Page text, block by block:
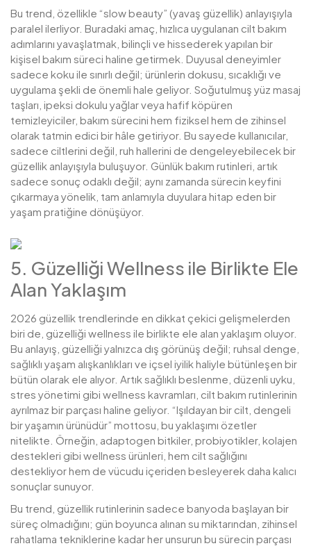
Bu trend, özellikle “slow beauty” (yavaş güzellik) anlayışıyla
paralel ilerliyor. Buradaki amaç, hızlıca uygulanan cilt bakım
adımlarını yavaşlatmak, bilinçli ve hissederek yapılan bir
kişisel bakım süreci haline getirmek. Duyusal deneyimler
sadece koku ile sınırlı değil; ürünlerin dokusu, sıcaklığı ve
uygulama şekli de önemli hale geliyor. Soğutulmuş yüz masaj
taşları, ipeksi dokulu yağlar veya hafif köpüren
temizleyiciler, bakım sürecini hem fiziksel hem de zihinsel
olarak tatmin edici bir hâle getiriyor. Bu sayede kullanıcılar,
sadece ciltlerini değil, ruh hallerini de dengeleyebilecek bir
güzellik anlayışıyla buluşuyor. Günlük bakım rutinleri, artık
sadece sonuç odaklı değil; aynı zamanda sürecin keyfini
çıkarmaya yönelik, tam anlamıyla duyulara hitap eden bir
yaşam pratiğine dönüşüyor.
5. Güzelliği Wellness ile Birlikte Ele
Alan Yaklaşım
2026 güzellik trendlerinde en dikkat çekici gelişmelerden
biri de, güzelliği wellness ile birlikte ele alan yaklaşım oluyor.
Bu anlayış, güzelliği yalnızca dış görünüş değil; ruhsal denge,
sağlıklı yaşam alışkanlıkları ve içsel iyilik haliyle bütünleşen bir
bütün olarak ele alıyor. Artık sağlıklı beslenme, düzenli uyku,
stres yönetimi gibi wellness kavramları, cilt bakım rutinlerinin
ayrılmaz bir parçası haline geliyor. “Işıldayan bir cilt, dengeli
bir yaşamın ürünüdür” mottosu, bu yaklaşımı özetler
nitelikte. Örneğin, adaptogen bitkiler, probiyotikler, kolajen
destekleri gibi wellness ürünleri, hem cilt sağlığını
destekliyor hem de vücudu içeriden besleyerek daha kalıcı
sonuçlar sunuyor.
Bu trend, güzellik rutinlerinin sadece banyoda başlayan bir
süreç olmadığını; gün boyunca alınan su miktarından, zihinsel
rahatlama tekniklerine kadar her unsurun bu sürecin parçası